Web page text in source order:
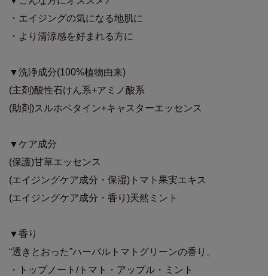
・エイジングの気になる地肌に
・より清涼感を好まれる方に
▼洗浄成分(100%植物由来)
(主剤)酸性石けん系+アミノ酸系
(助剤)スルホベタイン+キャスターエッセンス
▼ケア成分
(保護)甘草エッセンス
(エイジングケア成分・保湿)トマト果実エキス
(エイジングケア成分・香り)天然ミント
▼香り
“透きとおった”ハーバルトマトグリーンの香り。
・トップノート/トマト・アップル・ミント